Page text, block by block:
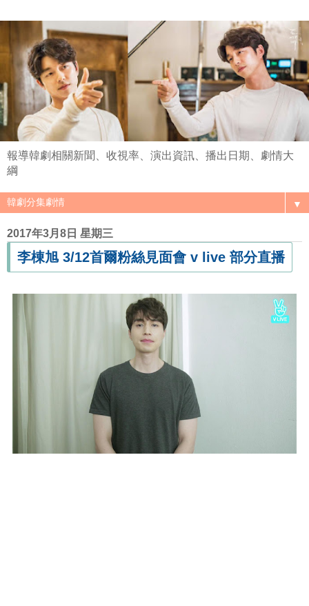
報導韓劇相關新聞、收視率、演出資訊、播出日期、劇情大
綱
▼
2017年3月8日 星期三
李棟旭 3/12首爾粉絲見面會 v live 部分直播